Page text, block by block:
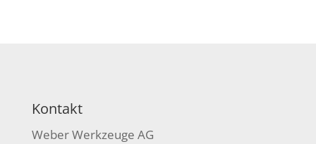
Kontakt
Weber Werkzeuge AG